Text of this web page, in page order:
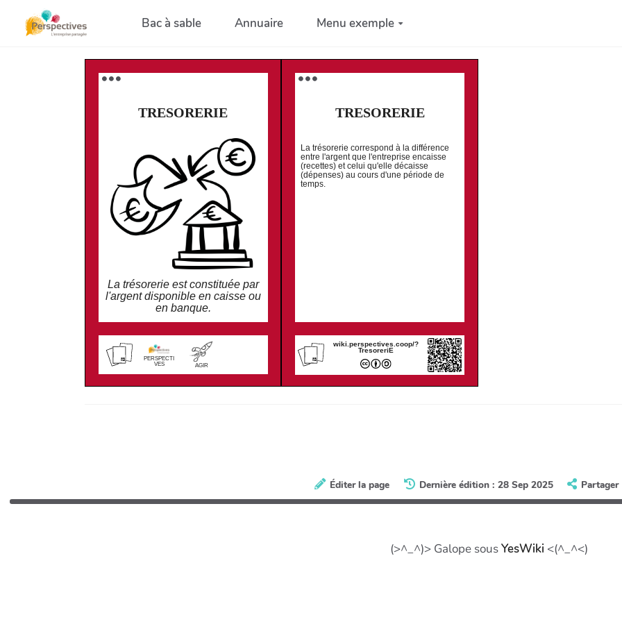
Aller au contenu principalBac à sable Annuaire Menu exemple
⚫️ ⚫️ ⚫️
TRESORERIE
La trésorerie est constituée par
l'argent disponible en caisse ou
en banque.
PERSPECTI
VES
AGIR
⚫️ ⚫️ ⚫️
TRESORERIE
La trésorerie correspond à la différence
entre l'argent que l'entreprise encaisse
(recettes) et celui qu'elle décaisse
(dépenses) au cours d'une période de
temps.
wiki.perspectives.coop/?
TresoreriE
Éditer la page Dernière édition : 28 Sep 2025 Partager
(>^_^)> Galope sousYesWiki <(^_^<)